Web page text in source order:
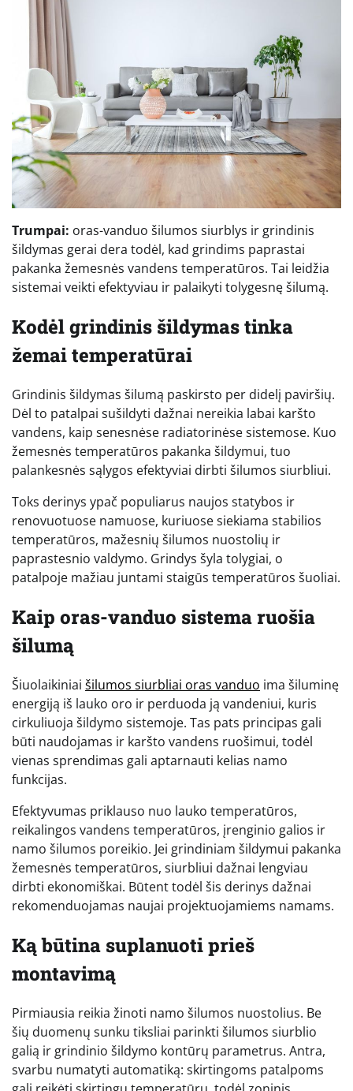
Trumpai: oras-vanduo šilumos siurblys ir grindinis
šildymas gerai dera todėl, kad grindims paprastai
pakanka žemesnės vandens temperatūros. Tai leidžia
sistemai veikti efektyviau ir palaikyti tolygesnę šilumą.
Kodėl grindinis šildymas tinka
žemai temperatūrai
Grindinis šildymas šilumą paskirsto per didelį paviršių.
Dėl to patalpai sušildyti dažnai nereikia labai karšto
vandens, kaip senesnėse radiatorinėse sistemose. Kuo
žemesnės temperatūros pakanka šildymui, tuo
palankesnės sąlygos efektyviai dirbti šilumos siurbliui.
Toks derinys ypač populiarus naujos statybos ir
renovuotuose namuose, kuriuose siekiama stabilios
temperatūros, mažesnių šilumos nuostolių ir
paprastesnio valdymo. Grindys šyla tolygiai, o
patalpoje mažiau juntami staigūs temperatūros šuoliai.
Kaip oras-vanduo sistema ruošia
šilumą
Šiuolaikiniai šilumos siurbliai oras vanduo ima šiluminę
energiją iš lauko oro ir perduoda ją vandeniui, kuris
cirkuliuoja šildymo sistemoje. Tas pats principas gali
būti naudojamas ir karšto vandens ruošimui, todėl
vienas sprendimas gali aptarnauti kelias namo
funkcijas.
Efektyvumas priklauso nuo lauko temperatūros,
reikalingos vandens temperatūros, įrenginio galios ir
namo šilumos poreikio. Jei grindiniam šildymui pakanka
žemesnės temperatūros, siurbliui dažnai lengviau
dirbti ekonomiškai. Būtent todėl šis derinys dažnai
rekomenduojamas naujai projektuojamiems namams.
Ką būtina suplanuoti prieš
montavimą
Pirmiausia reikia žinoti namo šilumos nuostolius. Be
šių duomenų sunku tiksliai parinkti šilumos siurblio
galią ir grindinio šildymo kontūrų parametrus. Antra,
svarbu numatyti automatiką: skirtingoms patalpoms